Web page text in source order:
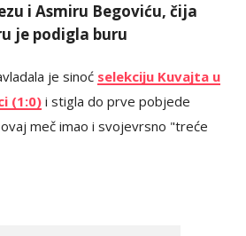
i Asmiru Begoviću, čija
je podigla buru
je sinoć selekciju Kuvajta u
(1:0) i stigla do prve pobjede
meč imao i svojevrsno "treće